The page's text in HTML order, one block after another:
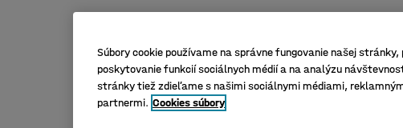
Súbory cookie používame na správne fungovanie našej
poskytovanie funkcií sociálnych médií a na analýzu
stránky tiež zdieľame s našimi sociálnymi médiami,
partnermi. Cookies súbory